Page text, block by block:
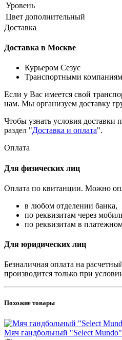
Уровень
Цвет дополнительный
Доставка
Доставка в Москве
Курьером Сезус
Транспортными
Если у Вас имеется свой
нам. Мы организуем доставку
Чтобы узнать условия доставки
раздел "Доставка и оплата".
Оплата
Для физических лиц
Оплата по квитанции. Можно
в любом отделении банка,
по реквизитам через
по реквизитам в
Для юридических лиц
Безналичная оплата на
производится только при
Похожие товары
Мяч гандбольный "Select